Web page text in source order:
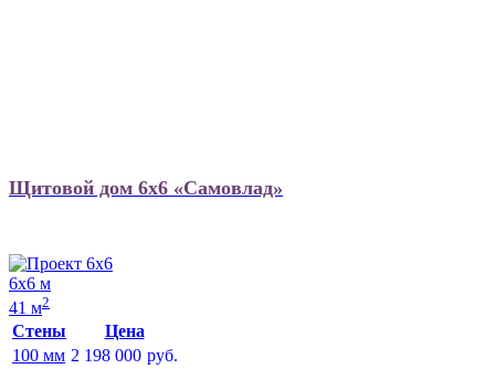
Щитовой дом 6х6 «Самовлад»
6х6 м
41 м2
Стены
Цена
100 мм 2 198 000 руб.